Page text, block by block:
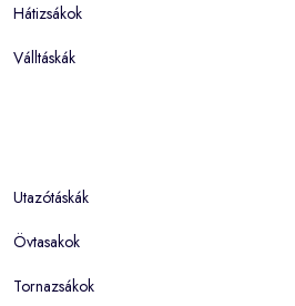
Hátizsákok
Válltáskák
Utazótáskák
Övtasakok
Tornazsákok